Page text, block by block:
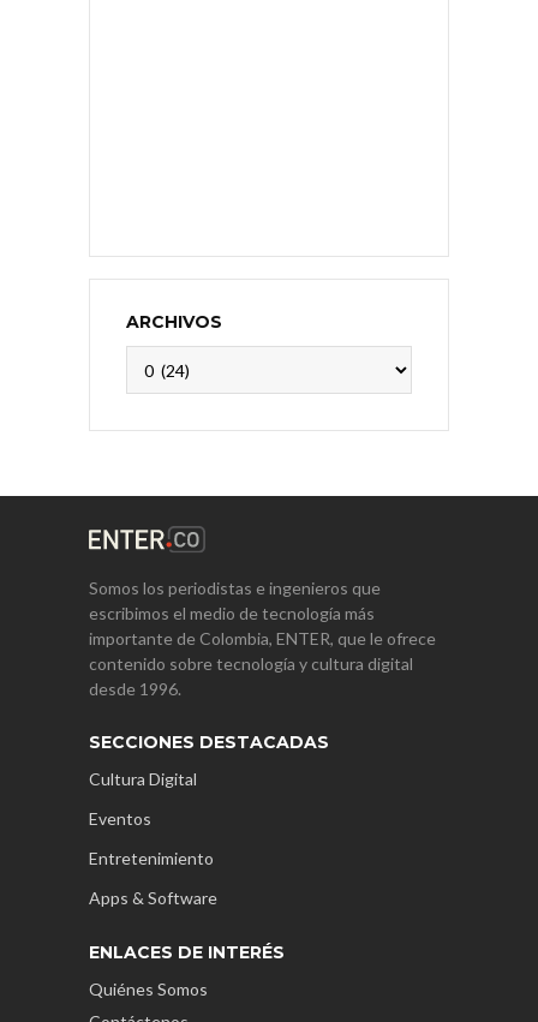
ARCHIVOS
Somos los periodistas e ingenieros que
escribimos el medio de tecnología más
importante de Colombia, ENTER, que le ofrece
contenido sobre tecnología y cultura digital
desde 1996.
SECCIONES DESTACADAS
Cultura Digital
Eventos
Entretenimiento
Apps & Software
ENLACES DE INTERÉS
Quiénes Somos